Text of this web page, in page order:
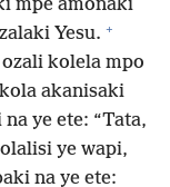
mpe amonaki
Yesu. +
ozali kolela mpo
akanisaki
ye ete: “Tata,
ye wapi,
na ye ete: